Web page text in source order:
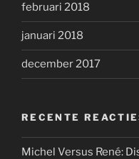
februari 2018
januari 2018
december 2017
RECENTE
Michel Versus René: